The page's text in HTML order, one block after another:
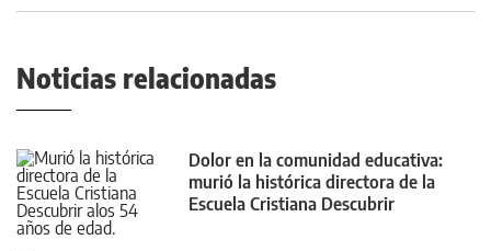
Noticias relacionadas
Dolor en la comunidad educativa:
murió la histórica directora de la
Escuela Cristiana Descubrir